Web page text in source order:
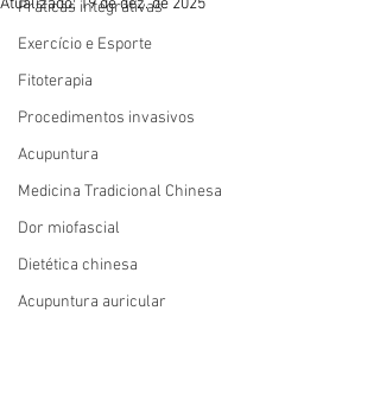
Práticas integrativas
Exercício e Esporte
Fitoterapia
Procedimentos invasivos
Acupuntura
Medicina Tradicional Chinesa
Dor miofascial
Dietética chinesa
Acupuntura auricular
Atualizado: 19 de dez. de 2025